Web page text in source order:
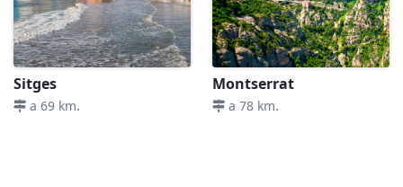
Sitges
a 69 km.
Montserrat
a 78 km.